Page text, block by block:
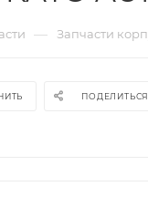
— Запчасти
ПОДЕЛИТЬСЯ